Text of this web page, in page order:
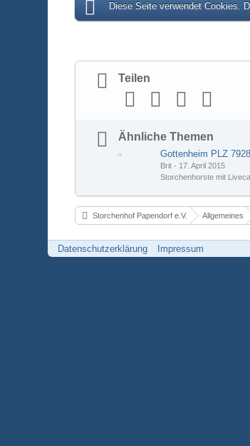
Diese Seite verwendet Cookies.
Teilen
Ähnliche Themen
Brit - 17. April 2015
Storchenhorste mit
Storchenhof Papendorf e.V. Allgemeines
Datenschutzerklärung Impressum